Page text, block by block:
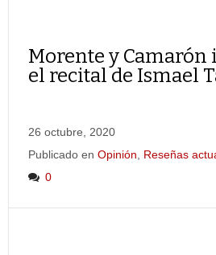
Morente y
el recital de Ismael
26 octubre, 2020
Publicado en Opinión
Reseñas
0